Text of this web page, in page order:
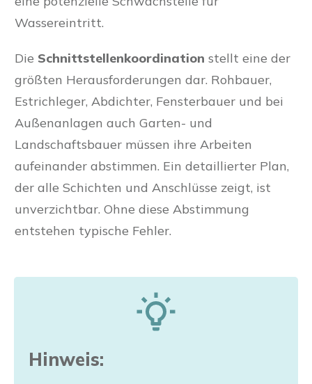
Wassereintritt.
Die Schnittstellenkoordination stellt eine der
größten Herausforderungen dar. Rohbauer,
Estrichleger, Abdichter, Fensterbauer und bei
Außenanlagen auch Garten- und
Landschaftsbauer müssen ihre Arbeiten
aufeinander abstimmen. Ein detaillierter Plan,
der alle Schichten und Anschlüsse zeigt, ist
unverzichtbar. Ohne diese Abstimmung
entstehen typische Fehler.
Hinweis: